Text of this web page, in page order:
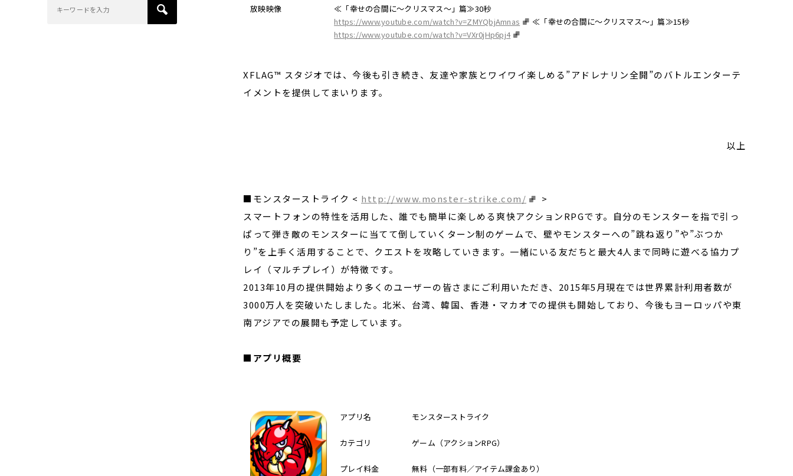
放映映像
≪「幸せの合間に〜クリスマス〜」篇≫30秒
https://www.youtube.com/watch?v=ZMYQbjAmnas
≪「幸せの合間に〜クリスマス〜」篇≫15秒
https://www.youtube.com/watch?v=VXr0jHp6pj4
XFLAG™ スタジオでは、今後も引き続き、友達や家族とワイワイ楽しめる”アドレナリン全開”のバトルエンターテ
イメントを提供してまいります。
以上
■モンスターストライク < http://www.monster-strike.com/
>
スマートフォンの特性を活用した、誰でも簡単に楽しめる爽快アクションRPGです。自分のモンスターを指で引っ
ぱって弾き敵のモンスターに当てて倒していくターン制のゲームで、壁やモンスターへの”跳ね返り”や”ぶつか
り”を上手く活用することで、クエストを攻略していきます。一緒にいる友だちと最大4人まで同時に遊べる協力プ
レイ（マルチプレイ）が特徴です。
2013年10月の提供開始より多くのユーザーの皆さまにご利用いただき、2015年5月現在では世界累計利用者数が
3000万人を突破いたしました。北米、台湾、韓国、香港・マカオでの提供も開始しており、今後もヨーロッパや東
南アジアでの展開も予定しています。
■アプリ概要
アプリ名 モンスターストライク
カテゴリ ゲーム（アクションRPG）
プレイ料金 無料（一部有料／アイテム課金あり）